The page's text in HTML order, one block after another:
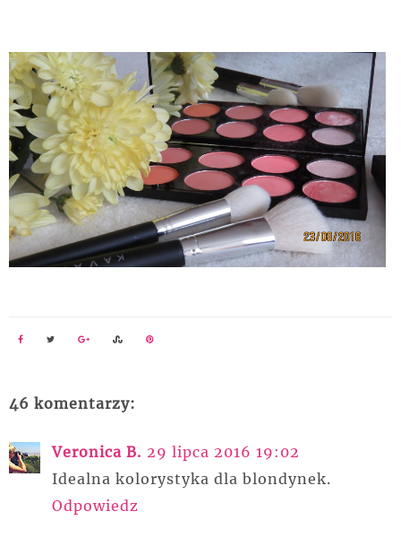
46 komentarzy:
Veronica B. 29 lipca 2016 19:02
Idealna kolorystyka dla blondynek.
Odpowiedz